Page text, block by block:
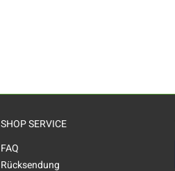
SHOP SERVICE
FAQ
Rücksendung